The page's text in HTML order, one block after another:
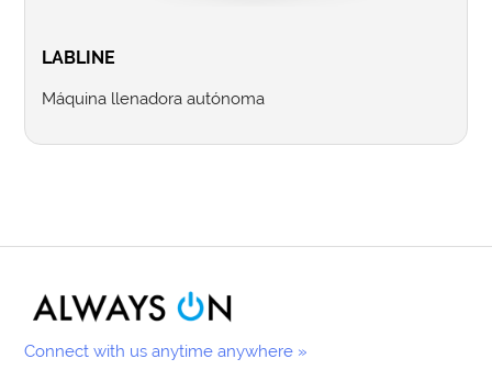
LABLINE
Máquina llenadora autónoma
Connect with us anytime anywhere »